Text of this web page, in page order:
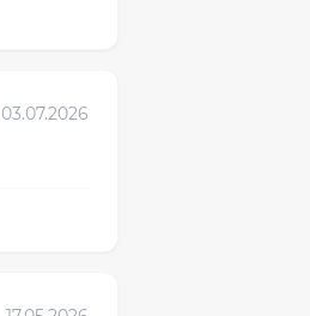
03.07.2026